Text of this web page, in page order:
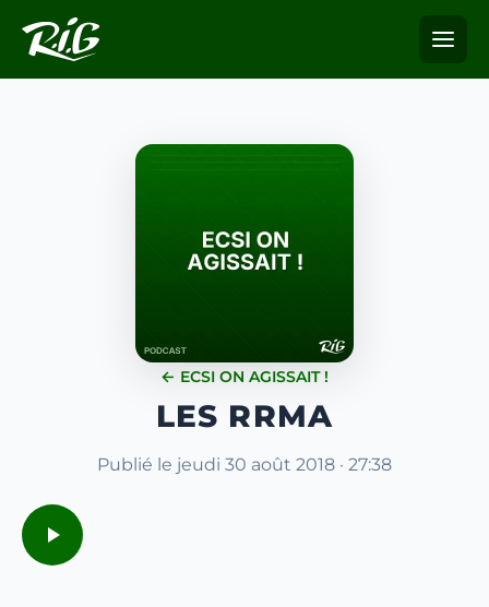
← ECSI ON AGISSAIT !
LES RRMA
Publié le jeudi 30 août 2018 · 27:38